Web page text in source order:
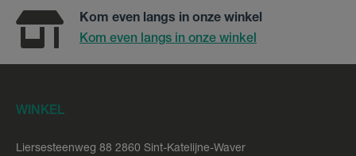
Kom even langs in onze winkel
Kom even langs in onze winkel
WINKEL
Liersesteenweg 88 2860 Sint-Katelijne-Waver